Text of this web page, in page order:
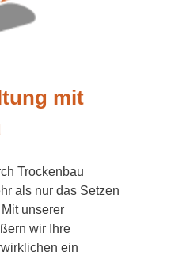
mit
Trockenbau
als nur das Setzen
unserer
wir Ihre
ein